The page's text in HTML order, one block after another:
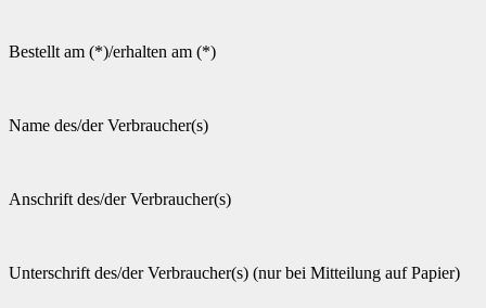
Bestellt am (*)/erhalten am (*)
Name des/der Verbraucher(s)
Anschrift des/der Verbraucher(s)
Unterschrift des/der Verbraucher(s) (nur bei Mitteilung auf Papier)